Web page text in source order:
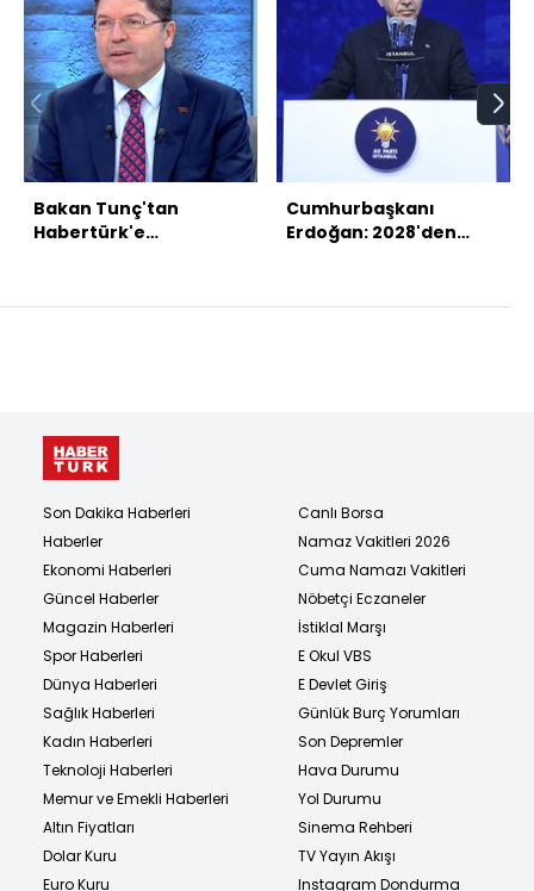
Bakan Tunç'tan
Habertürk'e
Cumhurbaşkanı
Erdoğan: 2028'den
edeceğiz
Son Dakika Haberleri
Haberler
Ekonomi Haberleri
Güncel Haberler
Magazin Haberleri
Spor Haberleri
Dünya Haberleri
Sağlık Haberleri
Kadın Haberleri
Teknoloji Haberleri
Memur ve Emekli Haberleri
Altın Fiyatları
Dolar Kuru
Euro Kuru
Canlı Borsa
Namaz Vakitleri 2026
Cuma Namazı Vakitleri
Nöbetçi Eczaneler
İstiklal Marşı
E Okul VBS
E Devlet Giriş
Günlük Burç Yorumları
Son Depremler
Hava Durumu
Yol Durumu
Sinema Rehberi
TV Yayın Akışı
Instagram Dondurma